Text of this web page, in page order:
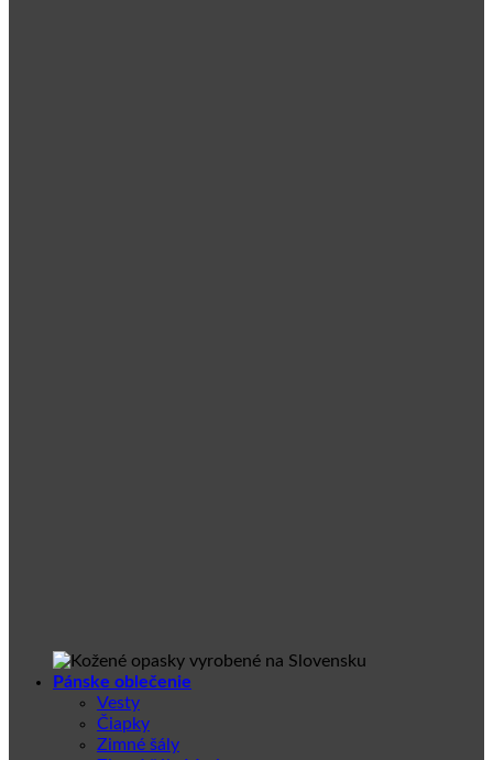
Pánske oblečenie
Vesty
Čiapky
Zimné šály